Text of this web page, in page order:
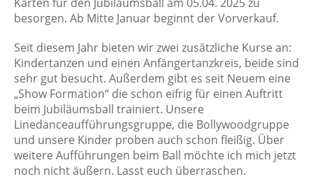
besorgen. Ab Mitte Januar beginnt der Vorverkauf.
Seit diesem Jahr bieten wir zwei zusätzliche Kurse an:
Kindertanzen und einen Anfängertanzkreis, beide sind
sehr gut besucht. Außerdem gibt es seit Neuem eine
„Show Formation“ die schon eifrig für einen Auftritt
beim Jubiläumsball trainiert. Unsere
Linedanceaufführungsgruppe, die Bollywoodgruppe
und unsere Kinder proben auch schon fleißig. Über
weitere Aufführungen beim Ball möchte ich mich jetzt
noch nicht äußern. Lasst euch überraschen.